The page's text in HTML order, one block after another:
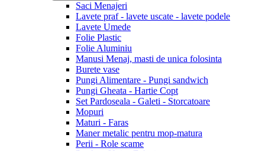
Saci Menajeri
Lavete praf - lavete uscate - lavete podele
Lavete Umede
Folie Plastic
Folie Aluminiu
Manusi Menaj, masti de unica folosinta
Burete vase
Pungi Alimentare - Pungi sandwich
Pungi Gheata - Hartie Copt
Set Pardoseala - Galeti - Storcatoare
Mopuri
Maturi - Faras
Maner metalic pentru mop-matura
Perii - Role scame